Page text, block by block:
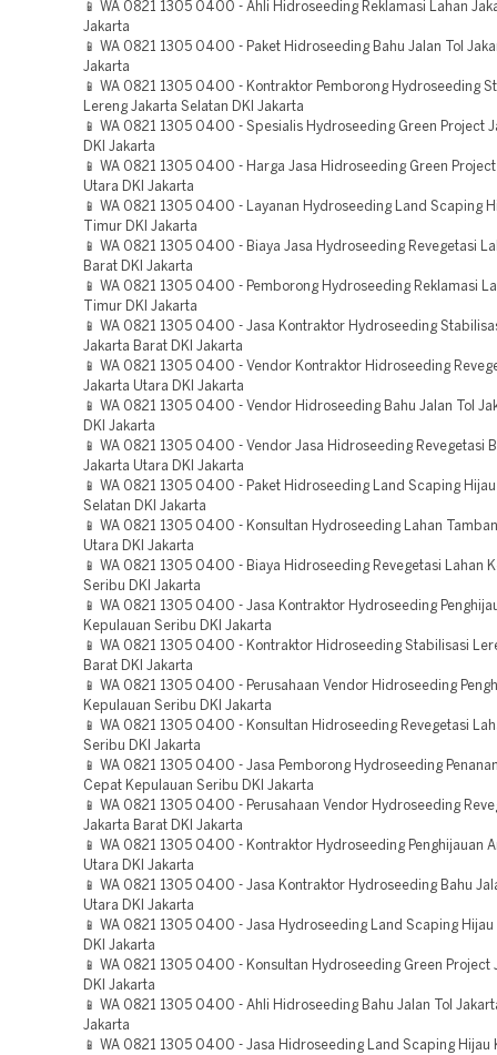
📱 WA 0821 1305 0400 - Ahli Hidroseeding Reklamasi Lahan
Jakarta
📱 WA 0821 1305 0400 - Paket Hidroseeding Bahu Jalan Tol
Jakarta
📱 WA 0821 1305 0400 - Kontraktor Pemborong Hydroseeding
Lereng Jakarta Selatan DKI Jakarta
📱 WA 0821 1305 0400 - Spesialis Hydroseeding Green Project
DKI Jakarta
📱 WA 0821 1305 0400 - Harga Jasa Hidroseeding Green
Utara DKI Jakarta
📱 WA 0821 1305 0400 - Layanan Hydroseeding Land Scaping
Timur DKI Jakarta
📱 WA 0821 1305 0400 - Biaya Jasa Hydroseeding Revegetasi
Barat DKI Jakarta
📱 WA 0821 1305 0400 - Pemborong Hydroseeding Reklamasi
Timur DKI Jakarta
📱 WA 0821 1305 0400 - Jasa Kontraktor Hydroseeding
Jakarta Barat DKI Jakarta
📱 WA 0821 1305 0400 - Vendor Kontraktor Hidroseeding
Jakarta Utara DKI Jakarta
📱 WA 0821 1305 0400 - Vendor Hidroseeding Bahu Jalan Tol
DKI Jakarta
📱 WA 0821 1305 0400 - Vendor Jasa Hidroseeding Revegetasi
Jakarta Utara DKI Jakarta
📱 WA 0821 1305 0400 - Paket Hidroseeding Land Scaping
Selatan DKI Jakarta
📱 WA 0821 1305 0400 - Konsultan Hydroseeding Lahan
Utara DKI Jakarta
📱 WA 0821 1305 0400 - Biaya Hidroseeding Revegetasi Lahan
Seribu DKI Jakarta
📱 WA 0821 1305 0400 - Jasa Kontraktor Hydroseeding
Kepulauan Seribu DKI Jakarta
📱 WA 0821 1305 0400 - Kontraktor Hidroseeding Stabilisasi
Barat DKI Jakarta
📱 WA 0821 1305 0400 - Perusahaan Vendor Hidroseeding
Kepulauan Seribu DKI Jakarta
📱 WA 0821 1305 0400 - Konsultan Hidroseeding Revegetasi
Seribu DKI Jakarta
📱 WA 0821 1305 0400 - Jasa Pemborong Hydroseeding
Cepat Kepulauan Seribu DKI Jakarta
📱 WA 0821 1305 0400 - Perusahaan Vendor Hydroseeding
Jakarta Barat DKI Jakarta
📱 WA 0821 1305 0400 - Kontraktor Hydroseeding Penghijauan
Utara DKI Jakarta
📱 WA 0821 1305 0400 - Jasa Kontraktor Hydroseeding Bahu
Utara DKI Jakarta
📱 WA 0821 1305 0400 - Jasa Hydroseeding Land Scaping
DKI Jakarta
📱 WA 0821 1305 0400 - Konsultan Hydroseeding Green Project
DKI Jakarta
📱 WA 0821 1305 0400 - Ahli Hidroseeding Bahu Jalan Tol
Jakarta
📱 WA 0821 1305 0400 - Jasa Hidroseeding Land Scaping Hijau